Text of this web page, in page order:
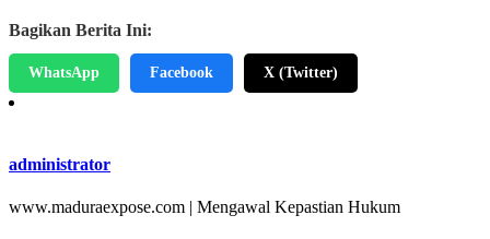
Bagikan Berita Ini:
WhatsApp Facebook X (Twitter)
administrator
www.maduraexpose.com | Mengawal Kepastian Hukum